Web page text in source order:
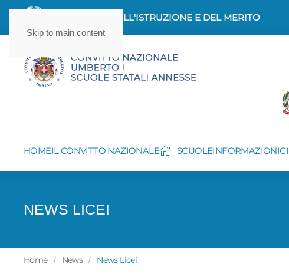
Skip to main content
MINISTERO DELL'ISTRUZIONE E DEL MERITO
HOMEIL CONVITTO NAZIONALE SCUOLEINFORMAZIONI
NEWS LICEI
Home News News Licei